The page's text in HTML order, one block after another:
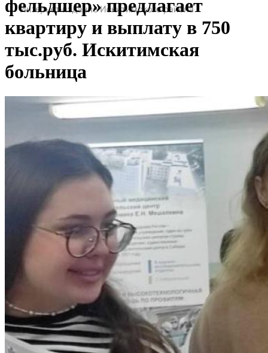
фельдшер» предлагает
квартиру и выплату в 750
тыс.руб. Искитимская
больница